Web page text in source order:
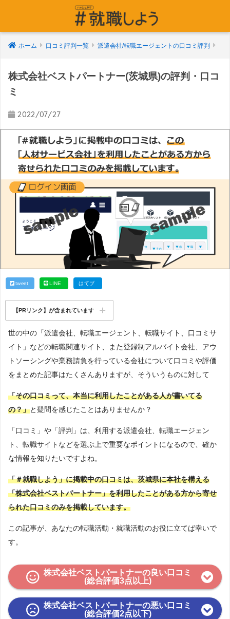
ホーム 口コミ評判一覧 派遣会社/転職エージェントの口コミ評判
株式会社ベストパートナー(茨城県)の評判・口コ
ミ
2022/07/27
tweet LINE はてブ
【PRリンク】が含まれています
世の中の「派遣会社、転職エージェント、転職サイト、口コミサ
イト」などの転職関連サイト、また登録制アルバイト会社、アウ
トソーシングや業務請負を行っている会社について口コミや評価
をまとめた記事はたくさんありますが、そういうものに対して
「その口コミって、本当に利用したことがある人が書いてる
の？」と疑問を感じたことはありませんか？
「口コミ」や「評判」は、利用する派遣会社、転職エージェン
ト、転職サイトなどを選ぶ上で重要なポイントになるので、確か
な情報を知りたいですよね。
「＃就職しよう」に掲載中の口コミは、茨城県に本社を構える
「株式会社ベストパートナー」を利用したことがある方から寄せ
られた口コミのみを掲載しています。
この記事が、あなたの転職活動・就職活動のお役に立てば幸いで
す。
株式会社ベストパートナーの良い口コミ
(総合評価3点以上)
株式会社ベストパートナーの悪い口コミ
(総合評価2点以下)